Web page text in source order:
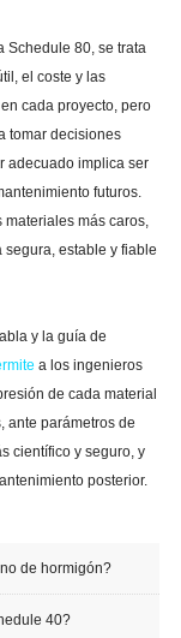
Schedule 80, se trata
el coste y las
cada proyecto, pero
tomar decisiones
adecuado implica ser
futuros.
más caros,
estable y fiable
y la guía de
a los ingenieros
de cada material
ante parámetros de
científico y seguro, y
posterior.
de hormigón?
40?